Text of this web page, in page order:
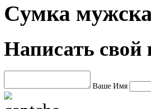
Сумка
Написать
Ваше Имя